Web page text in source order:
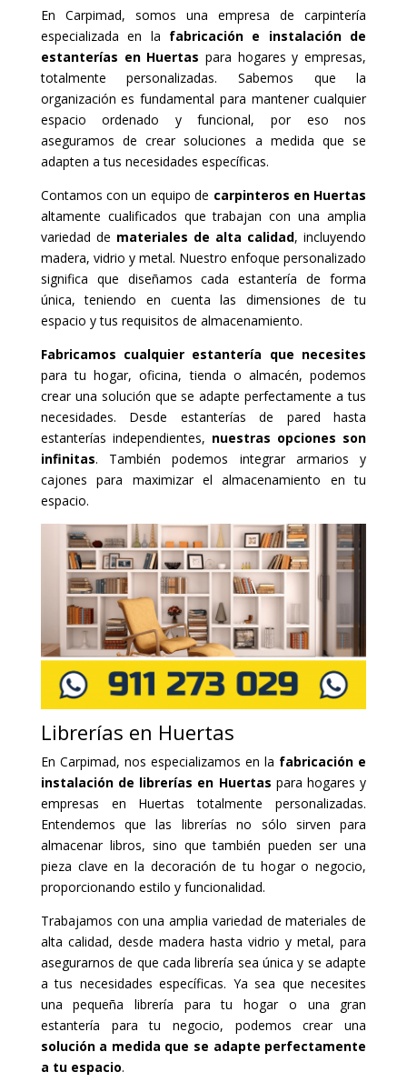
En Carpimad, somos una empresa de carpintería
especializada en la fabricación e instalación de
estanterías en Huertas para hogares y empresas,
totalmente personalizadas. Sabemos que la
organización es fundamental para mantener cualquier
espacio ordenado y funcional, por eso nos
aseguramos de crear soluciones a medida que se
adapten a tus necesidades específicas.
Contamos con un equipo de carpinteros en Huertas
altamente cualificados que trabajan con una amplia
variedad de materiales de alta calidad, incluyendo
madera, vidrio y metal. Nuestro enfoque personalizado
significa que diseñamos cada estantería de forma
única, teniendo en cuenta las dimensiones de tu
espacio y tus requisitos de almacenamiento.
Fabricamos cualquier estantería que necesites
para tu hogar, oficina, tienda o almacén, podemos
crear una solución que se adapte perfectamente a tus
necesidades. Desde estanterías de pared hasta
estanterías independientes, nuestras opciones son
infinitas. También podemos integrar armarios y
cajones para maximizar el almacenamiento en tu
espacio.
Librerías en Huertas
En Carpimad, nos especializamos en la fabricación e
instalación de librerías en Huertas para hogares y
empresas en Huertas totalmente personalizadas.
Entendemos que las librerías no sólo sirven para
almacenar libros, sino que también pueden ser una
pieza clave en la decoración de tu hogar o negocio,
proporcionando estilo y funcionalidad.
Trabajamos con una amplia variedad de materiales de
alta calidad, desde madera hasta vidrio y metal, para
asegurarnos de que cada librería sea única y se adapte
a tus necesidades específicas. Ya sea que necesites
una pequeña librería para tu hogar o una gran
estantería para tu negocio, podemos crear una
solución a medida que se adapte perfectamente
a tu espacio.